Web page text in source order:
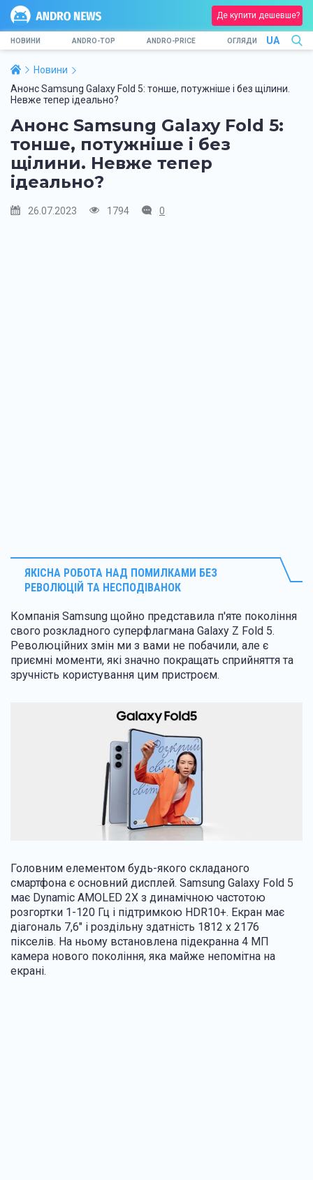
Де купити дешевше?
НОВИНИ ANDRO-TOP ANDRO-PRICE ОГЛЯДИ UA
Новини
Анонс Samsung Galaxy Fold 5: тонше, потужніше і без щілини.
Невже тепер ідеально?
Анонс Samsung Galaxy Fold 5:
тонше, потужніше і без
щілини. Невже тепер
ідеально?
26.07.2023 1794 0
ЯКІСНА РОБОТА НАД ПОМИЛКАМИ БЕЗ
РЕВОЛЮЦІЙ ТА НЕСПОДІВАНОК
Компанія Samsung щойно представила п'яте покоління
свого розкладного суперфлагмана Galaxy Z Fold 5.
Революційних змін ми з вами не побачили, але є
приємні моменти, які значно покращать сприйняття та
зручність користування цим пристроєм.
Головним елементом будь-якого складаного
смартфона є основний дисплей. Samsung Galaxy Fold 5
має Dynamic AMOLED 2X з динамічною частотою
розгортки 1-120 Гц і підтримкою HDR10+. Екран має
діагональ 7,6" і роздільну здатність 1812 x 2176
пікселів. На ньому встановлена підекранна 4 МП
камера нового покоління, яка майже непомітна на
екрані.